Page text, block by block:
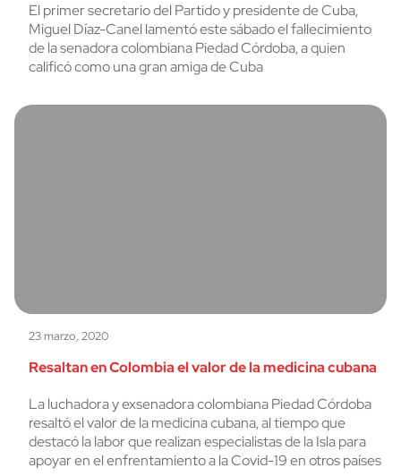
El primer secretario del Partido y presidente de Cuba,
Miguel Díaz-Canel lamentó este sábado el fallecimiento
de la senadora colombiana Piedad Córdoba, a quien
calificó como una gran amiga de Cuba
23 marzo, 2020
Resaltan en Colombia el valor de la medicina cubana
La luchadora y exsenadora colombiana Piedad Córdoba
resaltó el valor de la medicina cubana, al tiempo que
destacó la labor que realizan especialistas de la Isla para
apoyar en el enfrentamiento a la Covid-19 en otros países